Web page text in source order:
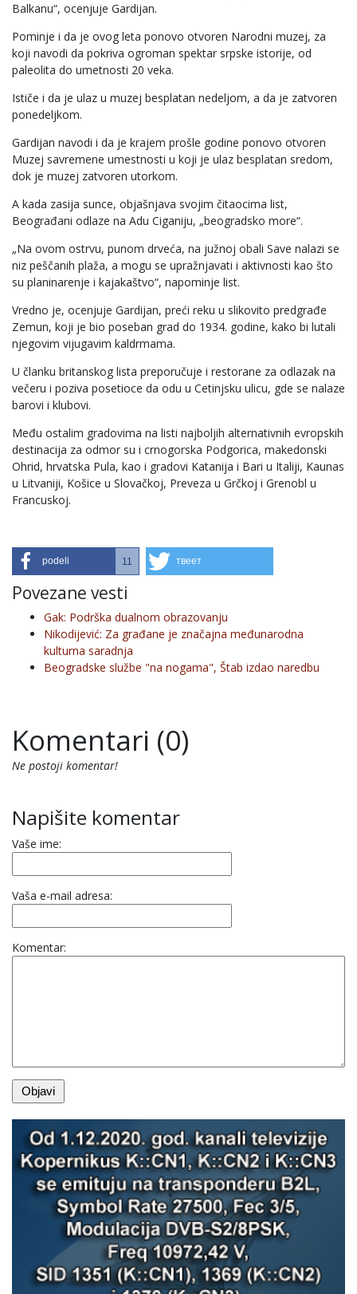
Balkanu“, ocenjuje Gardijan.
Pominje i da je ovog leta ponovo otvoren Narodni muzej, za
koji navodi da pokriva ogroman spektar srpske istorije, od
paleolita do umetnosti 20 veka.
Ističe i da je ulaz u muzej besplatan nedeljom, a da je zatvoren
ponedeljkom.
Gardijan navodi i da je krajem prošle godine ponovo otvoren
Muzej savremene umestnosti u koji je ulaz besplatan sredom,
dok je muzej zatvoren utorkom.
A kada zasija sunce, objašnjava svojim čitaocima list,
Beograđani odlaze na Adu Ciganiju, „beogradsko more“.
„Na ovom ostrvu, punom drveća, na južnoj obali Save nalazi se
niz peščanih plaža, a mogu se upražnjavati i aktivnosti kao što
su planinarenje i kajakaštvo“, napominje list.
Vredno je, ocenjuje Gardijan, preći reku u slikovito predgrađe
Zemun, koji je bio poseban grad do 1934. godine, kako bi lutali
njegovim vijugavim kaldrmama.
U članku britanskog lista preporučuje i restorane za odlazak na
večeru i poziva posetioce da odu u Cetinjsku ulicu, gde se nalaze
barovi i klubovi.
Među ostalim gradovima na listi najboljih alternativnih evropskih
destinacija za odmor su i crnogorska Podgorica, makedonski
Ohrid, hrvatska Pula, kao i gradovi Katanija i Bari u Italiji, Kaunas
u Litvaniji, Košice u Slovačkoj, Preveza u Grčkoj i Grenobl u
Francuskoj.
podeli 11 твеет
Povezane vesti
Gak: Podrška dualnom obrazovanju
Nikodijević: Za građane je značajna međunarodna
kulturna saradnja
Beogradske službe "na nogama", Štab izdao naredbu
Komentari (0)
Ne postoji komentar!
Napišite komentar
Vaše ime:
Vaša e-mail adresa:
Komentar: